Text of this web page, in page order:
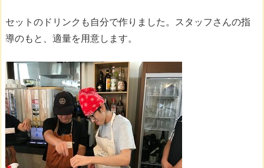
セットのドリンクも自分で作りました。スタッフさんの指
導のもと、適量を用意します。